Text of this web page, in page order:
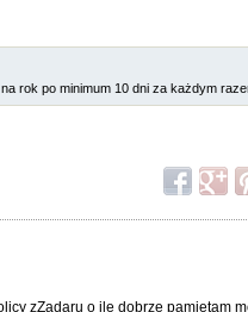
rok po minimum 10 dni za każdym
zZadaru o ile dobrze pamietam